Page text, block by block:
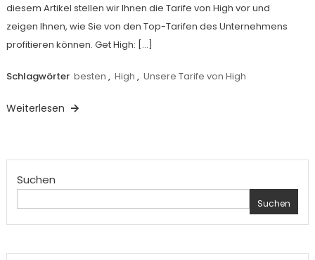
diesem Artikel stellen wir Ihnen die Tarife von High vor und
zeigen Ihnen, wie Sie von den Top-Tarifen des Unternehmens
profitieren können. Get High: […]
Schlagwörter besten , High , Unsere Tarife von High
Weiterlesen
Suchen
Suchen